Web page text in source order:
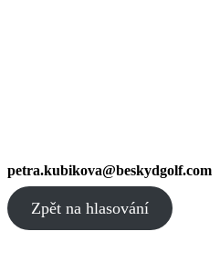
petra.kubikova@beskydgolf.com
Zpět na hlasování